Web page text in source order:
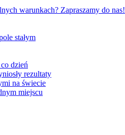
warunkach? Zapraszamy do nas!
stałym
dzień
rezultaty
na świecie
miejscu